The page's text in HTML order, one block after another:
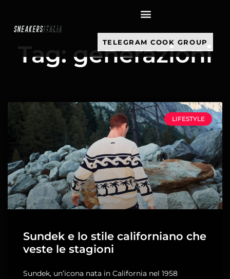
TELEGRAM COOK GROUP
Tag: generazioni
LIFESTYLE
Sundek e lo stile californiano che
veste le stagioni
Sundek, un’icona nata in California nel 1958